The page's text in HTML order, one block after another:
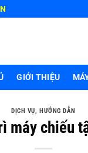
GIỚI THIỆU
DỊCH VỤ, HƯỚNG DẪN
máy chiếu